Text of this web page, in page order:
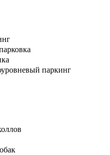
паркинг